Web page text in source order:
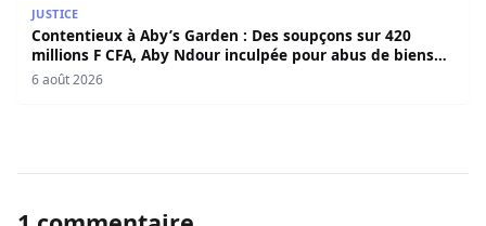
JUSTICE
Contentieux à Aby’s Garden : Des soupçons sur 420
millions F CFA, Aby Ndour inculpée pour abus de biens
sociaux
6 août 2026